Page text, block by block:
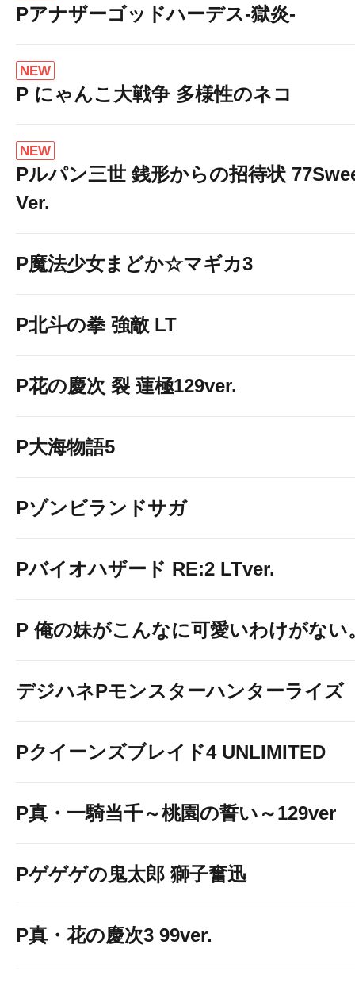
Pアナザーゴッドハーデス-獄炎-
NEW
P にゃんこ大戦争 多様性のネコ
NEW
Pルパン三世 銭形からの招待状
Ver.
P魔法少女まどか☆マギカ3
P北斗の拳 強敵 LT
P花の慶次 裂 蓮極129ver.
P大海物語5
Pゾンビランドサガ
Pバイオハザード RE:2 LTver.
P 俺の妹がこんなに可愛いわけがない
デジハネPモンスターハンターライズ
Pクイーンズブレイド4 UNLIMITED
P真・一騎当千～桃園の誓い～129ver
Pゲゲゲの鬼太郎 獅子奮迅
P真・花の慶次3 99ver.